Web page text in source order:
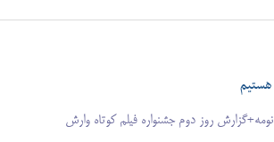
روز دوم جشنواره فیلم کوتاه وارش